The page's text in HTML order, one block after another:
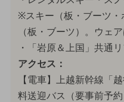
※スキー（板・ブーツ・
（板・ブーツ）。ウェ
・「岩原＆上国」共通
アクセス：
【電車】上越新幹線「
料送迎バス（要事前予